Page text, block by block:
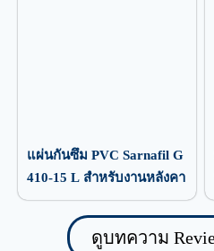
แผ่นกันซึม PVC Sarnafil G
410-15 L สำหรับงานหลังคา
ดูบทความ